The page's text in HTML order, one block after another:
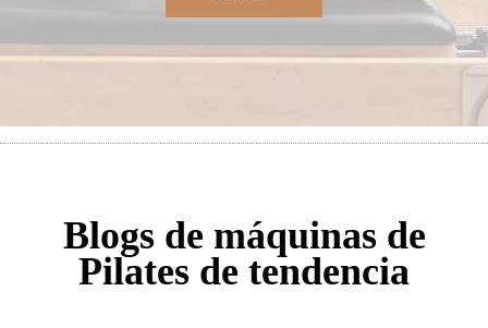
Blogs de máquinas de
Pilates de tendencia